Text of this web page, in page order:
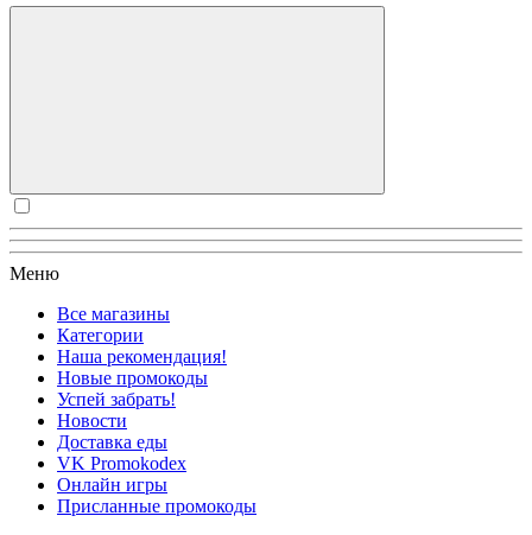
Меню
Все магазины
Категории
Наша рекомендация!
Новые промокоды
Успей забрать!
Новости
Доставка еды
VK Promokodex
Онлайн игры
Присланные промокоды